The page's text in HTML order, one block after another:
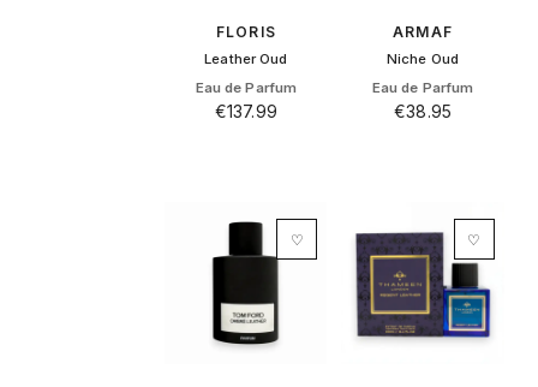
FLORIS
Leather Oud
Eau de Parfum
€137.99
ARMAF
Niche Oud
Eau de Parfum
€38.95
♡ ♡